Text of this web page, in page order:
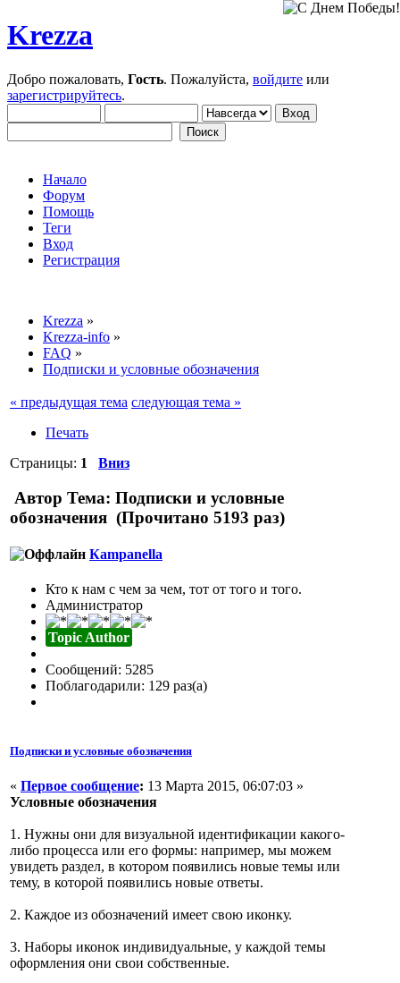
Krezza
Добро пожаловать, Гость. Пожалуйста, войдите или
зарегистрируйтесь.
Начало
Форум
Помощь
Теги
Вход
Регистрация
Krezza »
Krezza-info »
FAQ »
Подписки и условные обозначения
« предыдущая тема следующая тема »
Печать
Страницы: 1 Вниз
Автор Тема: Подписки и условные
обозначения (Прочитано 5193 раз)
Кampanella
Кто к нам с чем за чем, тот от того и того.
Администратор
Topic Author
Сообщений: 5285
Поблагодарили: 129 раз(а)
Подписки и условные обозначения
« Первое сообщение: 13 Марта 2015, 06:07:03 »
Условные обозначения
1. Нужны они для визуальной идентификации какого-
либо процесса или его формы: например, мы можем
увидеть раздел, в котором появились новые темы или
тему, в которой появились новые ответы.
2. Каждое из обозначений имеет свою иконку.
3. Наборы иконок индивидуальные, у каждой темы
оформления они свои собственные.